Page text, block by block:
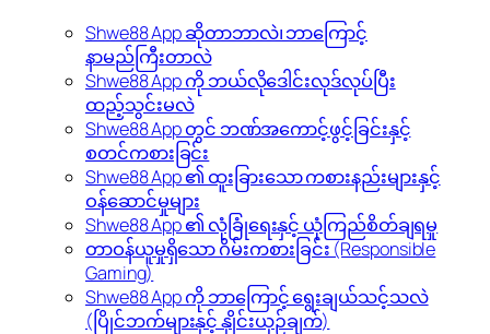
Shwe88 App ဆိုတာဘာလဲ၊ ဘာကြောင့်
နာမည်ကြီးတာလဲ
Shwe88 App ကို ဘယ်လိုဒေါင်းလုဒ်လုပ်ပြီး
ထည့်သွင်းမလဲ
Shwe88 App တွင် ဘဏ်အကောင့်ဖွင့်ခြင်းနှင့်
စတင်ကစားခြင်း
Shwe88 App ၏ ထူးခြားသော ကစားနည်းများနှင့်
ဝန်ဆောင်မှုများ
Shwe88 App ၏ လုံခြုံရေးနှင့် ယုံကြည်စိတ်ချရမှု
တာဝန်ယူမှုရှိသော ဂိမ်းကစားခြင်း (Responsible
Gaming)
Shwe88 App ကို ဘာကြောင့် ရွေးချယ်သင့်သလဲ
(ပြိုင်ဘက်များနှင့် နှိုင်းယှဉ်ချက်)